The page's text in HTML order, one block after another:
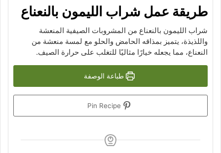
طريقة عمل شراب الليمون بالنعناع
شراب الليمون بالنعناع من المشروبات الصيفية المنعشة
واللذيذة، يتميز بمذاقه الحامض والحلو مع لمسة منعشة من
النعناع، مما يجعله خيارًا مثاليًا للتغلب على حرارة الصيف.
طباعة الوصفة